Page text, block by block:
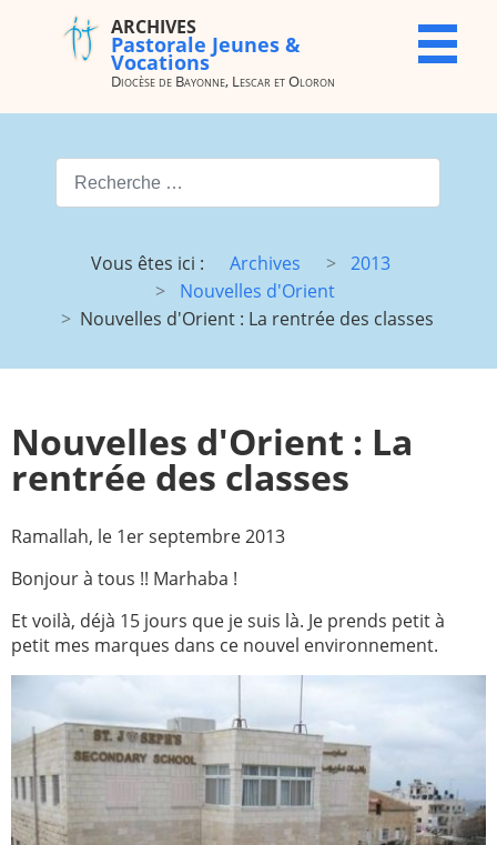
ARCHIVES
Pastorale
Lescar et
X
Vocations
JMJ
Garicoïts
Route
chantante
Maison St
Antoine
Paray-le-
École de la
Terre
Sainte
Taizé
Animateurs
—
Pros
Collégiens
& lycéens
Pastorales
jeunes
locales
ARCHIVES
Pastorale Jeunes &
Vocations
Diocèse de Bayonne, Lescar et Oloron
Valider
Vous êtes ici :
Archives
2013
Nouvelles d'Orient
Nouvelles d'Orient : La rentrée des classes
Nouvelles d'Orient : La
rentrée des classes
Ramallah, le 1er septembre 2013
Bonjour à tous !! Marhaba !
Et voilà, déjà 15 jours que je suis là. Je prends petit à
petit mes marques dans ce nouvel environnement.